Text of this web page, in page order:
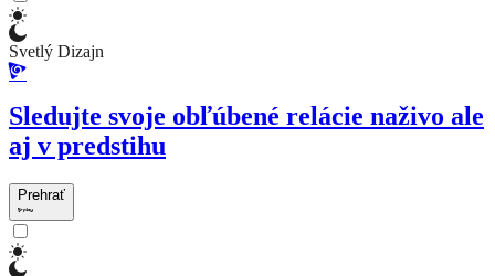
Svetlý Dizajn
Sledujte svoje obľúbené relácie naživo ale
aj v predstihu
Prehrať